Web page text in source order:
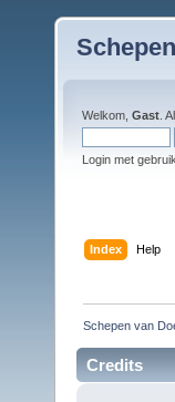
Welkom, Gast .
Login met
Index Help
Schepen van
Credits